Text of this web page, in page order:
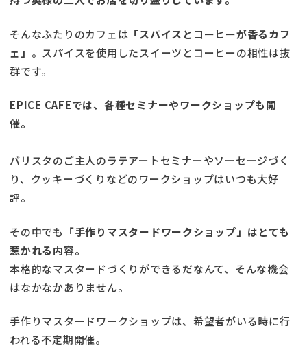
そんなふたりのカフェは 「スパイスとコーヒーが香るカフ
ェ」 。スパイスを使用したスイーツとコーヒーの相性は抜
群です。
EPICE CAFEでは、各種セミナーやワークショップも開
催。
バリスタのご主人のラテアートセミナーやソーセージづく
り、クッキーづくりなどのワークショップはいつも大好
評。
その中でも 「手作りマスタードワークショップ」はとても
惹かれる内容。
本格的なマスタードづくりができるだなんて、そんな機会
はなかなかありません。
手作りマスタードワークショップは、希望者がいる時に行
われる不定期開催。